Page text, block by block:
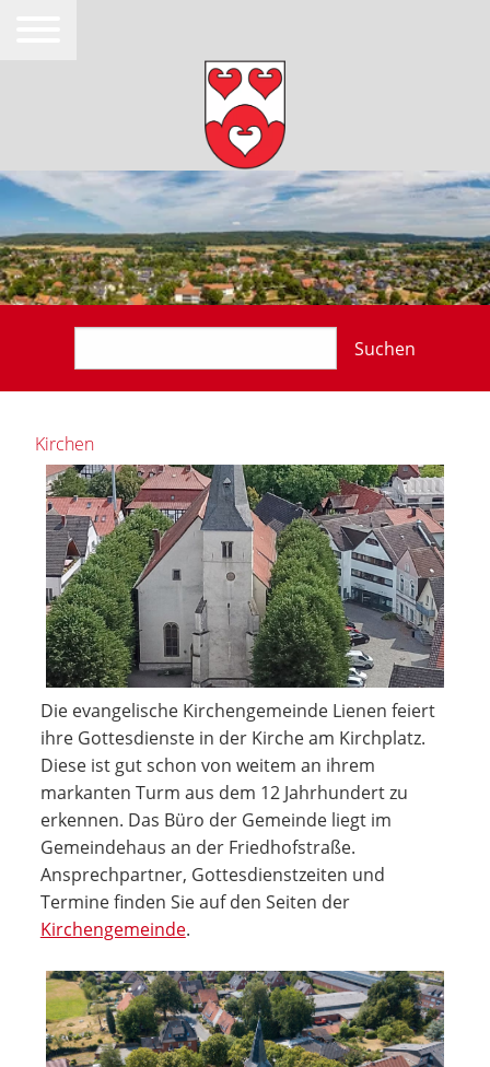
Suchen
Kirchen
Die evangelische Kirchengemeinde Lienen feiert
ihre Gottesdienste in der Kirche am Kirchplatz.
Diese ist gut schon von weitem an ihrem
markanten Turm aus dem 12 Jahrhundert zu
erkennen. Das Büro der Gemeinde liegt im
Gemeindehaus an der Friedhofstraße.
Ansprechpartner, Gottesdienstzeiten und
Termine finden Sie auf den Seiten der
Kirchengemeinde.